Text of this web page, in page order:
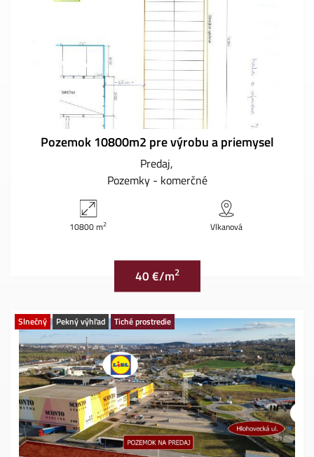
Pozemok 10800m2 pre výrobu a priemysel
Predaj
Pozemky - komerčné
10800 m2 Vlkanová
40 €/m2
Slnečný Pekný výhľad Tiché prostredie